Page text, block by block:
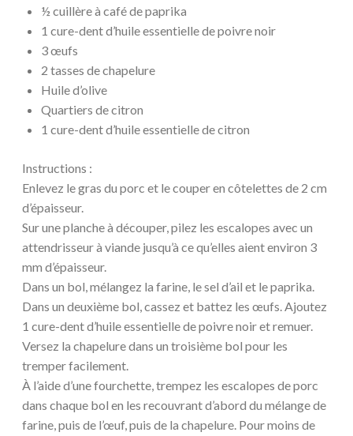
½ cuillère à café de paprika
1 cure-dent d’huile essentielle de poivre noir
3 œufs
2 tasses de chapelure
Huile d’olive
Quartiers de citron
1 cure-dent d’huile essentielle de citron
Instructions :
Enlevez le gras du porc et le couper en côtelettes de 2 cm
d’épaisseur.
Sur une planche à découper, pilez les escalopes avec un
attendrisseur à viande jusqu’à ce qu’elles aient environ 3
mm d’épaisseur.
Dans un bol, mélangez la farine, le sel d’ail et le paprika.
Dans un deuxième bol, cassez et battez les œufs. Ajoutez
1 cure-dent d’huile essentielle de poivre noir et remuer.
Versez la chapelure dans un troisième bol pour les
tremper facilement.
À l’aide d’une fourchette, trempez les escalopes de porc
dans chaque bol en les recouvrant d’abord du mélange de
farine, puis de l’œuf, puis de la chapelure. Pour moins de